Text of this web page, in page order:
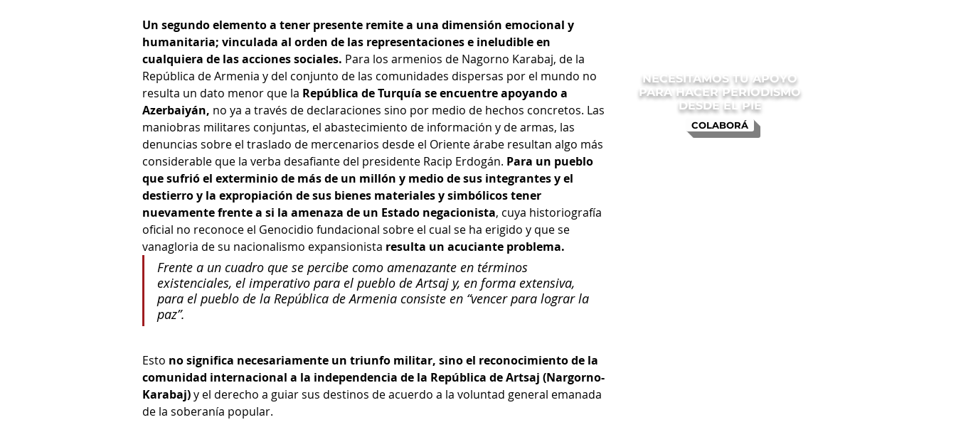
Un segundo elemento a tener presente remite a una dimensión emocional y
humanitaria; vinculada al orden de las representaciones e ineludible en
cualquiera de las acciones sociales. Para los armenios de Nagorno Karabaj, de la
República de Armenia y del conjunto de las comunidades dispersas por el mundo no
resulta un dato menor que la República de Turquía se encuentre apoyando a
Azerbaiyán, no ya a través de declaraciones sino por medio de hechos concretos. Las
maniobras militares conjuntas, el abastecimiento de información y de armas, las
denuncias sobre el traslado de mercenarios desde el Oriente árabe resultan algo más
considerable que la verba desafiante del presidente Racip Erdogán. Para un pueblo
que sufrió el exterminio de más de un millón y medio de sus integrantes y el
destierro y la expropiación de sus bienes materiales y simbólicos tener
nuevamente frente a si la amenaza de un Estado negacionista, cuya historiografía
oficial no reconoce el Genocidio fundacional sobre el cual se ha erigido y que se
vanagloria de su nacionalismo expansionista resulta un acuciante problema.
Frente a un cuadro que se percibe como amenazante en términos
existenciales, el imperativo para el pueblo de Artsaj y, en forma extensiva,
para el pueblo de la República de Armenia consiste en “vencer para lograr la
paz”.
Esto no significa necesariamente un triunfo militar, sino el reconocimiento de la
comunidad internacional a la independencia de la República de Artsaj (Nargorno-
Karabaj) y el derecho a guiar sus destinos de acuerdo a la voluntad general emanada
de la soberanía popular.
COLABORÁ
NECESITAMOS TU APOYO
PARA HACER PERIODISMO
DESDE EL PIE